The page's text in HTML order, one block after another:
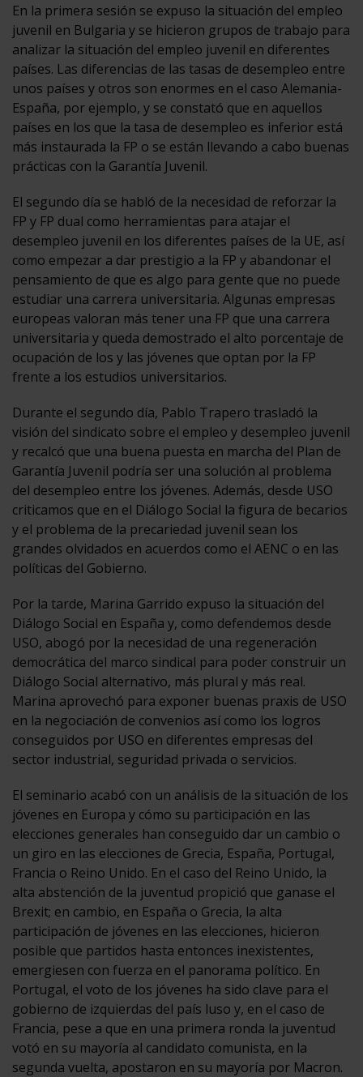
En la primera sesión se expuso la situación del empleo
juvenil en Bulgaria y se hicieron grupos de trabajo para
analizar la situación del empleo juvenil en diferentes
países. Las diferencias de las tasas de desempleo entre
unos países y otros son enormes en el caso Alemania-
España, por ejemplo, y se constató que en aquellos
países en los que la tasa de desempleo es inferior está
más instaurada la FP o se están llevando a cabo buenas
prácticas con la Garantía Juvenil.
El segundo día se habló de la necesidad de reforzar la
FP y FP dual como herramientas para atajar el
desempleo juvenil en los diferentes países de la UE, así
como empezar a dar prestigio a la FP y abandonar el
pensamiento de que es algo para gente que no puede
estudiar una carrera universitaria. Algunas empresas
europeas valoran más tener una FP que una carrera
universitaria y queda demostrado el alto porcentaje de
ocupación de los y las jóvenes que optan por la FP
frente a los estudios universitarios.
Durante el segundo día, Pablo Trapero trasladó la
visión del sindicato sobre el empleo y desempleo juvenil
y recalcó que una buena puesta en marcha del Plan de
Garantía Juvenil podría ser una solución al problema
del desempleo entre los jóvenes. Además, desde USO
criticamos que en el Diálogo Social la figura de becarios
y el problema de la precariedad juvenil sean los
grandes olvidados en acuerdos como el AENC o en las
políticas del Gobierno.
Por la tarde, Marina Garrido expuso la situación del
Diálogo Social en España y, como defendemos desde
USO, abogó por la necesidad de una regeneración
democrática del marco sindical para poder construir un
Diálogo Social alternativo, más plural y más real.
Marina aprovechó para exponer buenas praxis de USO
en la negociación de convenios así como los logros
conseguidos por USO en diferentes empresas del
sector industrial, seguridad privada o servicios.
El seminario acabó con un análisis de la situación de los
jóvenes en Europa y cómo su participación en las
elecciones generales han conseguido dar un cambio o
un giro en las elecciones de Grecia, España, Portugal,
Francia o Reino Unido. En el caso del Reino Unido, la
alta abstención de la juventud propició que ganase el
Brexit; en cambio, en España o Grecia, la alta
participación de jóvenes en las elecciones, hicieron
posible que partidos hasta entonces inexistentes,
emergiesen con fuerza en el panorama político. En
Portugal, el voto de los jóvenes ha sido clave para el
gobierno de izquierdas del país luso y, en el caso de
Francia, pese a que en una primera ronda la juventud
votó en su mayoría al candidato comunista, en la
segunda vuelta, apostaron en su mayoría por Macron.